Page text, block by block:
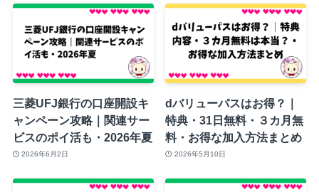
三菱UFJ銀行の口座開設キ
ャンペーン攻略｜関連サー
ビスのポイ活も・2026年夏
2026年6月2日
dバリューパスはお得？｜
特典・31日無料・３カ月無
料・お得な加入方法まとめ
2026年5月10日